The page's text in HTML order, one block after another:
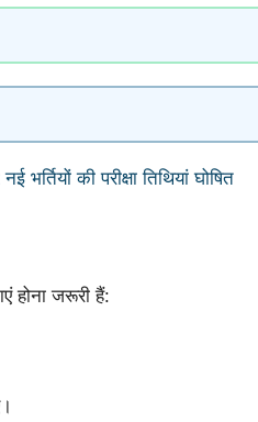
की परीक्षा तिथियां घोषित
होना जरूरी हैं: